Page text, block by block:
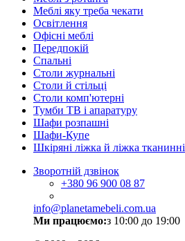
Меблі яку треба чекати
Освітлення
Офісні меблі
Передпокій
Спальні
Столи журнальні
Столи й стільці
Столи комп'ютерні
Тумби ТВ і апаратуру
Шафи розпашні
Шафи-Купе
Шкіряні ліжка й ліжка тканинні
Зворотній дзвінок
+380 96 900 08 87
info@planetamebeli.com.ua
Ми працюємо:з 10:00 до 19:00